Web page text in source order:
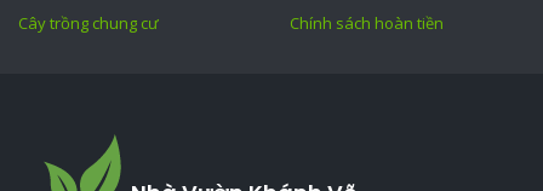
Cây trồng chung cư
Chính sách hoàn tiền